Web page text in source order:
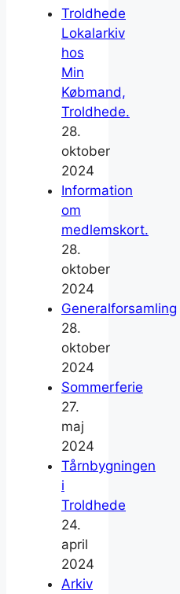
Troldhede
Lokalarkiv
hos
Min
Købmand,
Troldhede.
28.
oktober
2024
Information
om
medlemskort.
28.
oktober
2024
Generalforsamling
28.
oktober
2024
Sommerferie
27.
maj
2024
Tårnbygningen
i
Troldhede
24.
april
2024
Arkiv